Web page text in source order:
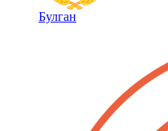
Булган